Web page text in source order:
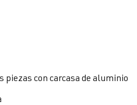
piezas con carcasa de aluminio